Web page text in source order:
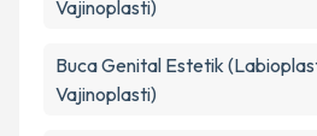
Vajinoplasti)
BucaGenital Estetik
Vajinoplasti)